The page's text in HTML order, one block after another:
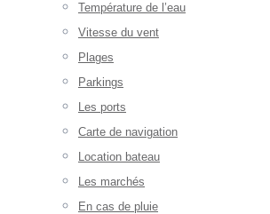
Température de l’eau
Vitesse du vent
Plages
Parkings
Les ports
Carte de navigation
Location bateau
Les marchés
En cas de pluie